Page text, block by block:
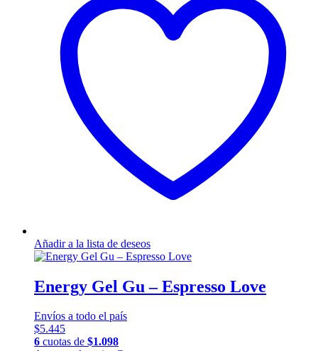
Añadir a la lista de deseos
Energy Gel Gu – Espresso Love
Envíos a todo el país
$5.445
6 cuotas de $1.098